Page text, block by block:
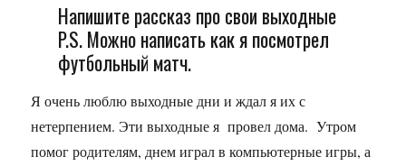
Напишите рассказ про свои выходные
P.S. Можно написать как я посмотрел
футбольный матч.
Я очень люблю выходные дни и ждал я их с
нетерпением. Эти выходные я провел дома. Утром
помог родителям, днем играл в компьютерные игры, а